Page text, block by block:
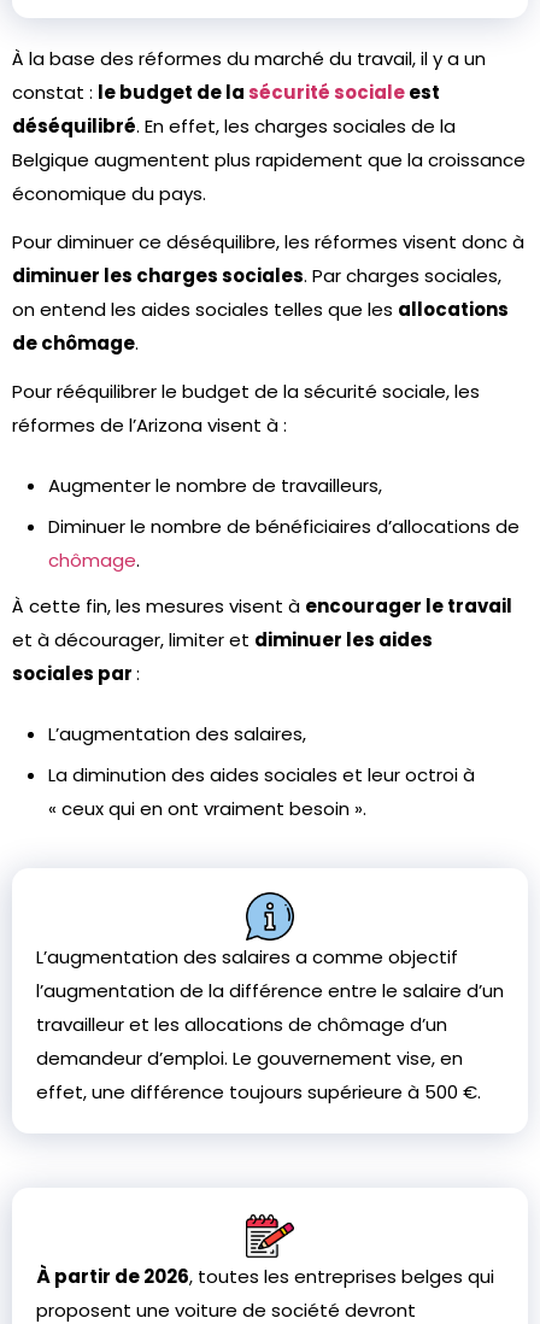
À la base des réformes du marché du travail, il y a un
constat : le budget de lasécurité socialeest
déséquilibré. En effet, les charges sociales de la
Belgique augmentent plus rapidement que la croissance
économique du pays.
Pour diminuer ce déséquilibre, les réformes visent donc à
diminuer les charges sociales. Par charges sociales,
on entend les aides sociales telles que les allocations
de chômage.
Pour rééquilibrer le budget de la sécurité sociale, les
réformes de l’Arizona visent à :
Augmenter le nombre de travailleurs,
Diminuer le nombre de bénéficiaires d’allocations de
chômage.
À cette fin, les mesures visent à encourager le travail
et à décourager, limiter et diminuer les aides
sociales par:
L’augmentation des salaires,
La diminution des aides sociales et leur octroi à
« ceux qui en ont vraiment besoin ».
L’augmentation des salaires a comme objectif
l’augmentation de la différence entre le salaire d’un
travailleur et les allocations de chômage d’un
demandeur d’emploi. Le gouvernement vise, en
effet, une différence toujours supérieure à 500 €.
À partir de 2026, toutes les entreprises belges qui
proposent une voiture de société devront